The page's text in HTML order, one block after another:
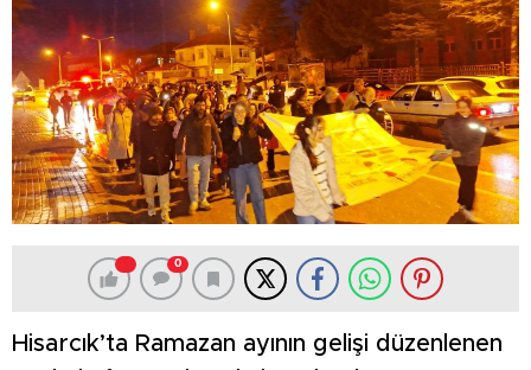
0
Hisarcık’ta Ramazan ayının gelişi düzenlenen